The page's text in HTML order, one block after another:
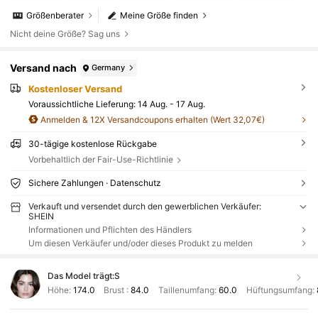
Meine Größe finden
Größenberater
Nicht deine Größe? Sag uns
Versand nach Germany
Kostenloser Versand
Voraussichtliche Lieferung: 14 Aug. - 17 Aug.
Anmelden & 12X Versandcoupons erhalten (Wert 32,07€)
30-tägige kostenlose Rückgabe
Vorbehaltlich der Fair-Use-Richtlinie
Sichere Zahlungen · Datenschutz
Verkauft und versendet durch den gewerblichen Verkäufer:
SHEIN
Informationen und Pflichten des Händlers
Um diesen Verkäufer und/oder dieses Produkt zu melden
Das Model trägt:S
Höhe: 174.0 Brust :84.0 Taillenumfang: 60.0 Hüftungsumfang: